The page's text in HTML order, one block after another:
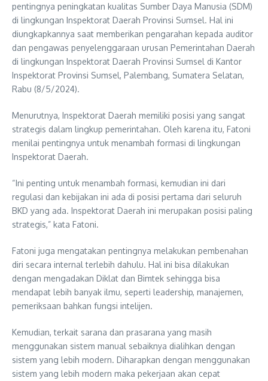
pentingnya peningkatan kualitas Sumber Daya Manusia (SDM)
di lingkungan Inspektorat Daerah Provinsi Sumsel. Hal ini
diungkapkannya saat memberikan pengarahan kepada auditor
dan pengawas penyelenggaraan urusan Pemerintahan Daerah
di lingkungan Inspektorat Daerah Provinsi Sumsel di Kantor
Inspektorat Provinsi Sumsel, Palembang, Sumatera Selatan,
Rabu (8/5/2024).
Menurutnya, Inspektorat Daerah memiliki posisi yang sangat
strategis dalam lingkup pemerintahan. Oleh karena itu, Fatoni
menilai pentingnya untuk menambah formasi di lingkungan
Inspektorat Daerah.
“Ini penting untuk menambah formasi, kemudian ini dari
regulasi dan kebijakan ini ada di posisi pertama dari seluruh
BKD yang ada. Inspektorat Daerah ini merupakan posisi paling
strategis,” kata Fatoni.
Fatoni juga mengatakan pentingnya melakukan pembenahan
diri secara internal terlebih dahulu. Hal ini bisa dilakukan
dengan mengadakan Diklat dan Bimtek sehingga bisa
mendapat lebih banyak ilmu, seperti leadership, manajemen,
pemeriksaan bahkan fungsi intelijen.
Kemudian, terkait sarana dan prasarana yang masih
menggunakan sistem manual sebaiknya dialihkan dengan
sistem yang lebih modern. Diharapkan dengan menggunakan
sistem yang lebih modern maka pekerjaan akan cepat